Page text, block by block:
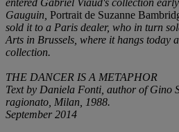
Gauguin, Portrait de Suzanne
sold it to a Paris dealer, who in turn
Arts in Brussels, where it hangs today
collection.
THE DANCER IS A METAPHOR
Text by Daniela Fonti, author ofGino
ragionato , Milan, 1988.
September 2014